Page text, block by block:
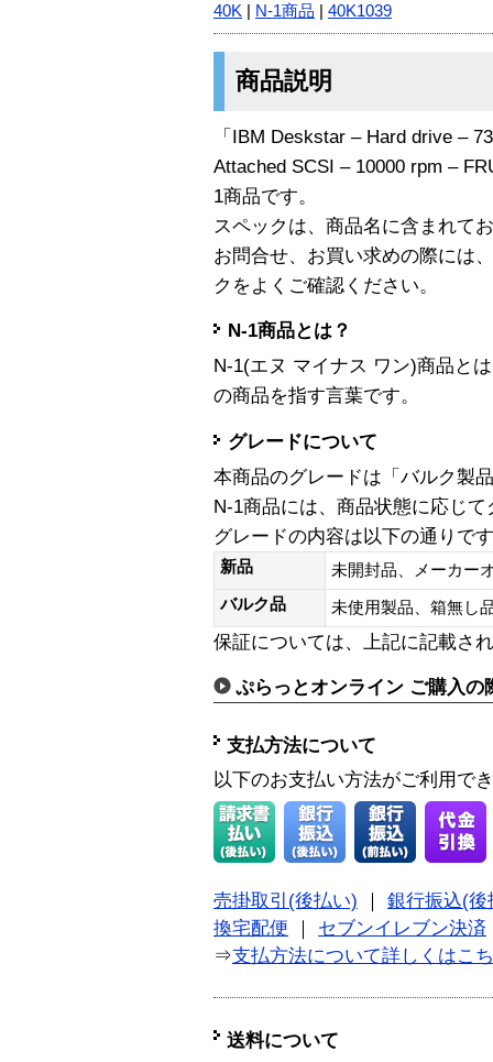
40K N-1商品 40K1039
商品説明
「IBM Deskstar – Hard drive –
Attached SCSI – 10000 rpm –
1商品です。
スペックは、商品名に含まれて
お問合せ、お買い求めの際には
クをよくご確認ください。
N-1商品とは？
N-1(エヌ マイナス ワン)商品と
の商品を指す言葉です。
グレードについて
本商品のグレードは「バルク製
N-1商品には、商品状態に応じ
グレードの内容は以下の通りで
新品
未開封品、メーカー
バルク品
未使用製品、箱無
保証については、上記に記載さ
ぷらっとオンライン ご購入の
支払方法について
以下のお支払い方法がご利用で
売掛取引(後払い)
銀行振込(後
換宅配便
セブンイレブン決済
⇒支払方法について詳しくはこ
送料について